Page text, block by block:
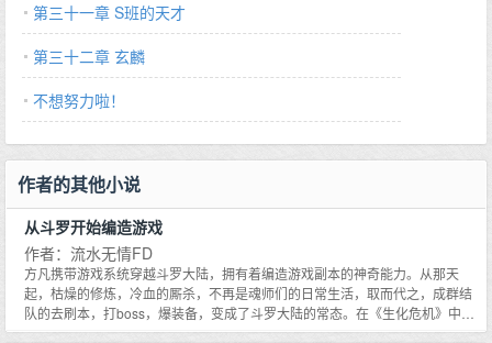
第三十一章 S班的天才
第三十二章 玄麟
不想努力啦！
作者的其他小说
从斗罗开始编造游戏
作者：流水无情FD
方凡携带游戏系统穿越斗罗大陆，拥有着编造游戏副本的神奇能力。从那天
起，枯燥的修炼，冷血的厮杀，不再是魂师们的日常生活，取而代之，成群结
队的去刷本，打boss，爆装备，变成了斗罗大陆的常态。在《生化危机》中屠
戮丧尸！在《绝地求生》中胜者为王！在《我的世界》中建造家园！在《刀剑